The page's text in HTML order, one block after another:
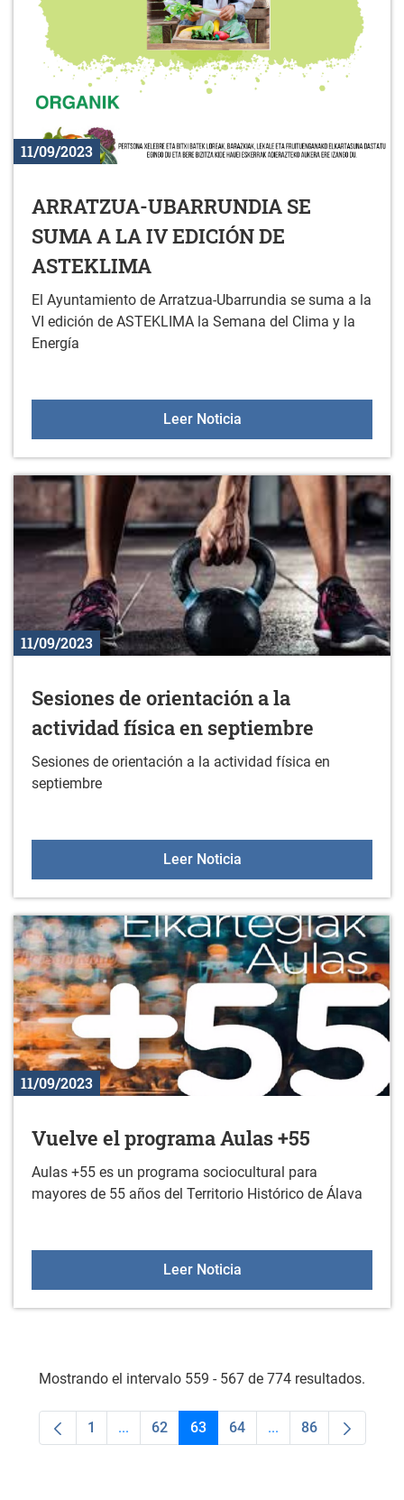
11/09/2023
ARRATZUA-UBARRUNDIA SE
SUMA A LA IV EDICIÓN DE
ASTEKLIMA
El Ayuntamiento de Arratzua-Ubarrundia se suma a la
VI edición de ASTEKLIMA la Semana del Clima y la
Energía
Leer NoticiaARRATZUA-
11/09/2023
Sesiones de orientación a la
actividad física en septiembre
Sesiones de orientación a la actividad física en
septiembre
Leer NoticiaSesiones de orientación
11/09/2023
Vuelve el programa Aulas +55
Aulas +55 es un programa sociocultural para
mayores de 55 años del Territorio Histórico de Álava
Leer NoticiaVuelve el programa
Mostrando el intervalo 559 - 567 de 774 resultados.
Página
1 ...Páginas intermedias Use TAB para
Página
62 Página
63 Página
64 ...PáginasPágina
86